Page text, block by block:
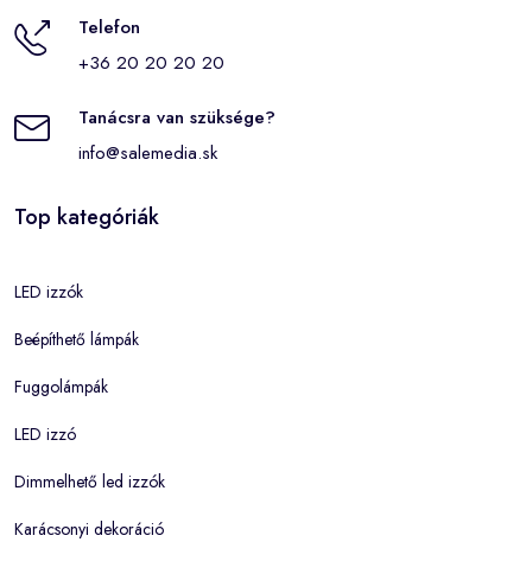
Telefon
+36 20 20 20 20
Tanácsra van szüksége?
info@salemedia.sk
Top kategóriák
LED izzók
Beépíthető lámpák
Fuggolámpák
LED izzó
Dimmelhető led izzók
Karácsonyi dekoráció